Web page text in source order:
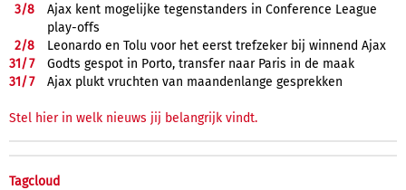
3/8
Ajax kent mogelijke tegenstanders in Conference League
play-offs
2/8
Leonardo en Tolu voor het eerst trefzeker bij winnend Ajax
31/7
Godts gespot in Porto, transfer naar Paris in de maak
31/7 Ajax plukt vruchten van maandenlange gesprekken
Stel hier in welk nieuws jij belangrijk vindt.
Tagcloud